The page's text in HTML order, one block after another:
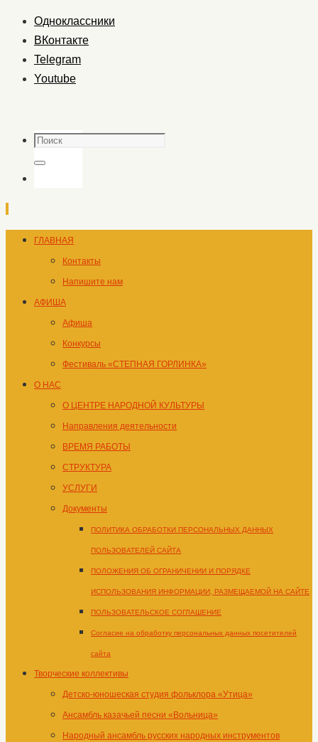
Одноклассники
ВКонтакте
Telegram
Youtube
Поиск
Поиск
Перейти
содержимому
ГЛАВНАЯ
Контакты
Напишите нам
АФИША
Афиша
Конкурсы
Фестиваль «СТЕПНАЯ ГОРЛИНКА»
О НАС
О ЦЕНТРЕ НАРОДНОЙ КУЛЬТУРЫ
Направления деятельности
ВРЕМЯ РАБОТЫ
СТРУКТУРА
УСЛУГИ
Документы
ПОЛИТИКА ОБРАБОТКИ ПЕРСОНАЛЬНЫХ ДАННЫХ
ПОЛЬЗОВАТЕЛЕЙ САЙТА
ПОЛОЖЕНИЯ ОБ ОГРАНИЧЕНИИ И ПОРЯДКЕ
ИСПОЛЬЗОВАНИЯ ИНФОРМАЦИИ, РАЗМЕЩАЕМОЙ НА САЙТЕ
ПОЛЬЗОВАТЕЛЬСКОЕ СОГЛАШЕНИЕ
Согласие на обработку персональных данных посетителей
сайта
Творческие коллективы
Детско-юношеская студия фольклора «Утица»
Ансамбль казачьей песни «Вольница»
Народный ансамбль русских народных инструментов